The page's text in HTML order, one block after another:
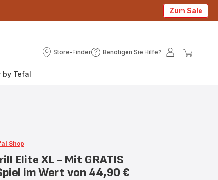
Zum Sale
Store-Finder
Store-
Benötigen Sie Hilfe?
Benötigen
Mein
by Tefal
Shop
Elite XL - Mit GRATIS
im Wert von 44,90 €